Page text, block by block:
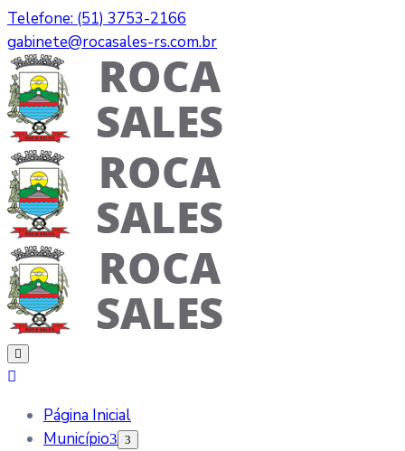
Telefone: (51) 3753-2166
gabinete@rocasales-rs.com.br
Página Inicial
Município